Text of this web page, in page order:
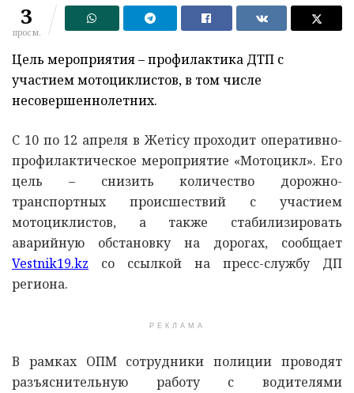
3
просм.
Цель мероприятия – профилактика ДТП с
участием мотоциклистов, в том числе
несовершеннолетних.
С 10 по 12 апреля в Жетісу проходит оперативно-
профилактическое мероприятие «Мотоцикл». Его
цель – снизить количество дорожно-
транспортных происшествий с участием
мотоциклистов, а также стабилизировать
аварийную обстановку на дорогах, сообщает
Vestnik19.kz со ссылкой на пресс-службу ДП
региона.
РЕКЛАМА
В рамках ОПМ сотрудники полиции проводят
разъяснительную работу с водителями